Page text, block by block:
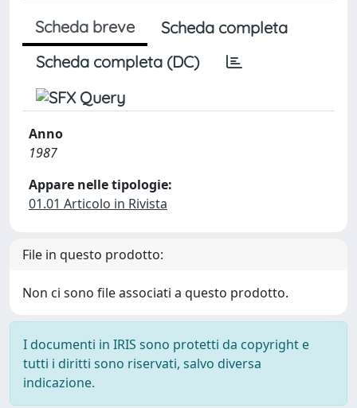
Scheda breve
Scheda completa
Scheda completa (DC)
Anno
1987
Appare nelle tipologie:
01.01 Articolo in Rivista
File in questo prodotto:
Non ci sono file associati a questo prodotto.
I documenti in IRIS sono protetti da copyright e
tutti i diritti sono riservati, salvo diversa
indicazione.